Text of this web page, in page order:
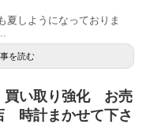
夏しようになっておりま
を読む
い取り強化 お売
時計まかせて下さ